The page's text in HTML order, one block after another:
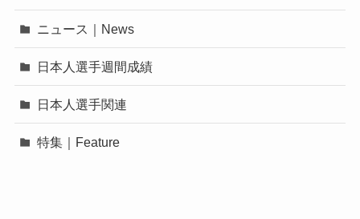
ニュース｜News
日本人選手週間成績
日本人選手関連
特集｜Feature